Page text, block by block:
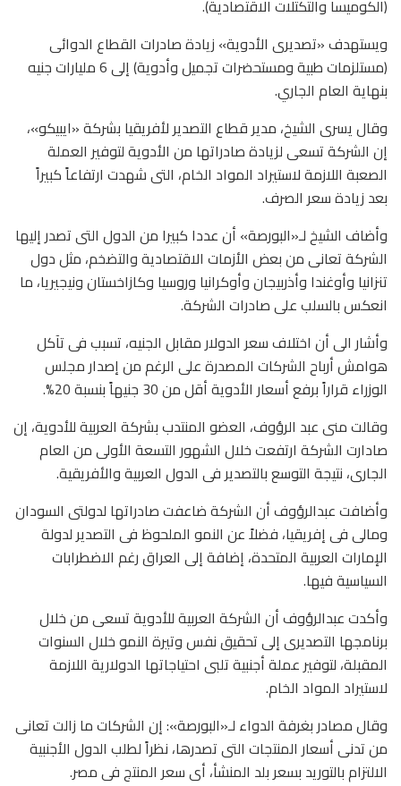
(الكوميسا والتكتلات الاقتصادية).
ويستهدف «تصديرى الأدوية» زيادة صادرات القطاع الدوائى
(مستلزمات طبية ومستحضرات تجميل وأدوية) إلى 6 مليارات جنيه
بنهاية العام الجاري.
وقال يسرى الشيخ، مدير قطاع التصدير لأفريقيا بشركة «ايبيكو»،
إن الشركة تسعى لزيادة صادراتها من الأدوية لتوفير العملة
الصعبة اللازمة لاستيراد المواد الخام، التى شهدت ارتفاعاً كبيراً
بعد زيادة سعر الصرف.
وأضاف الشيخ لـ«البورصة» أن عددا كبيرا من الدول التى تصدر إليها
الشركة تعانى من بعض الأزمات الاقتصادية والتضخم، مثل دول
تنزانيا وأوغندا وأذربيجان وأوكرانيا وروسيا وكازاخستان ونيجيريا، ما
انعكس بالسلب على صادرات الشركة.
وأشار الى أن اختلاف سعر الدولار مقابل الجنيه، تسبب فى تآكل
هوامش أرباح الشركات المصدرة على الرغم من إصدار مجلس
الوزراء قراراً برفع أسعار الأدوية أقل من 30 جنيهاً بنسبة 20%.
وقالت منى عبد الرؤوف، العضو المنتدب بشركة العربية للأدوية، إن
صادارت الشركة ارتفعت خلال الشهور التسعة الأولى من العام
الجارى، نتيجة التوسع بالتصدير فى الدول العربية والأفريقية.
وأضافت عبدالرؤوف أن الشركة ضاعفت صادراتها لدولتى السودان
ومالى فى إفريقيا، فضلاً عن النمو الملحوظ فى التصدير لدولة
الإمارات العربية المتحدة، إضافة إلى العراق رغم الاضطرابات
السياسية فيها.
وأكدت عبدالرؤوف أن الشركة العربية للأدوية تسعى من خلال
برنامجها التصديرى إلى تحقيق نفس وتيرة النمو خلال السنوات
المقبلة، لتوفير عملة أجنبية تلبى احتياجاتها الدولارية اللازمة
لاستيراد المواد الخام.
وقال مصادر بغرفة الدواء لـ«البورصة»: إن الشركات ما زالت تعانى
من تدنى أسعار المنتجات التى تصدرها، نظراً لطلب الدول الأجنبية
الالتزام بالتوريد بسعر بلد المنشأ، أى سعر المنتج فى مصر.